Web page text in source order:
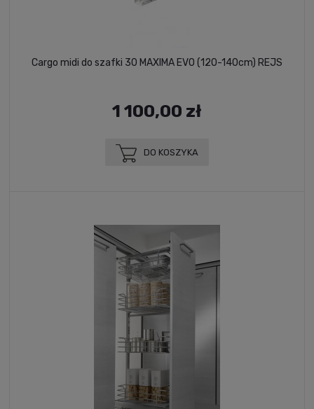
Cargo midi do szafki 30 MAXIMA EVO (120-140cm) REJS
1 100,00 zł
DO KOSZYKA